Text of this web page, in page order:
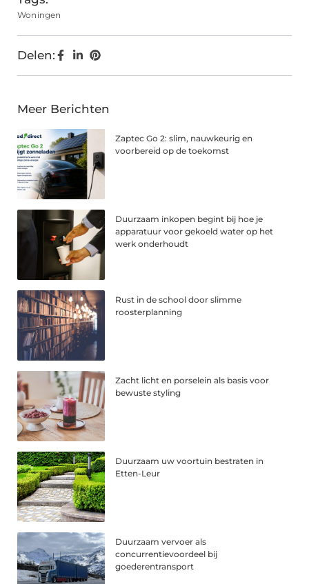
Woningen
Delen:
Meer Berichten
Zaptec Go 2: slim, nauwkeurig en
voorbereid op de toekomst
Duurzaam inkopen begint bij hoe je
apparatuur voor gekoeld water op het
werk onderhoudt
Rust in de school door slimme
roosterplanning
Zacht licht en porselein als basis voor
bewuste styling
Duurzaam uw voortuin bestraten in
Etten-Leur
Duurzaam vervoer als
concurrentievoordeel bij
goederentransport